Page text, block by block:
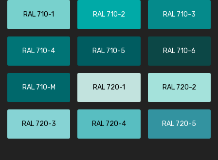
RAL 710-1 RAL 710-2 RAL 710-3
RAL 710-4 RAL 710-5 RAL 710-6
RAL 710-M RAL 720-1 RAL 720-2
RAL 720-3 RAL 720-4 RAL 720-5